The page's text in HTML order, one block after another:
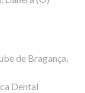
de Bragança,
Dental